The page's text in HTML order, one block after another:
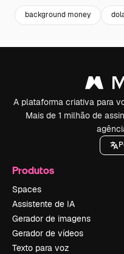
background money
A plataforma criativa para
Mais de 1 milhão de
Produtos
Spaces
Assistente de IA
Gerador de imagens
Gerador de vídeos
Texto para voz